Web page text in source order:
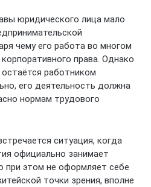
юридического лица мало
чему его работа во многом
права. Однако
работником
его деятельность должна
нормам трудового
ситуация, когда
официально занимает
при этом не оформляет себе
точки зрения, вполне